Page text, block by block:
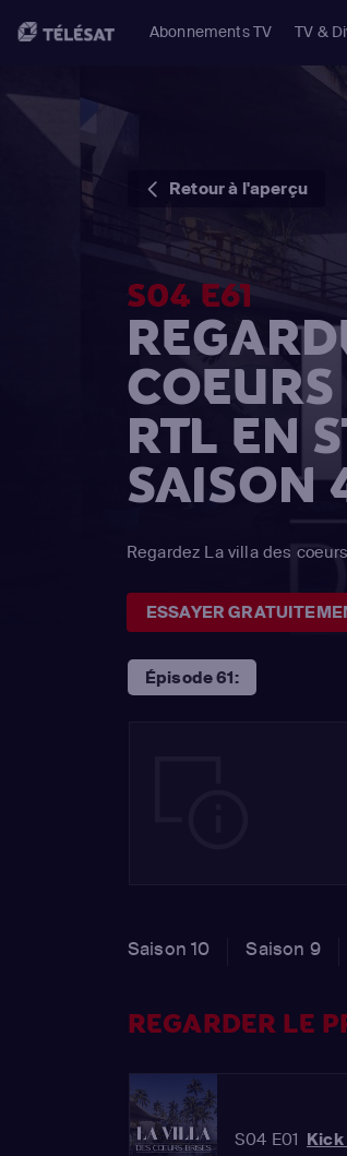
Abonnements TV TV &
Retour à l'aperçu
S04 E61
RTL EN
SAISON
Regardez La villa des
ESSAYER
Épisode 61:
Saison 10 Saison 9
REGARDER LE
S04 E01